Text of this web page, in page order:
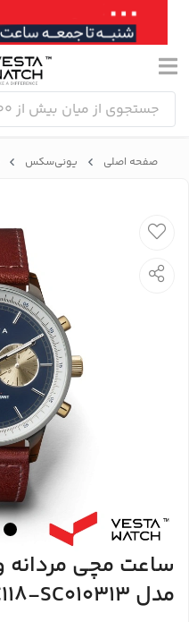
صفحه اصلی یونی‌سکس
مدل NEAC118-SC010313